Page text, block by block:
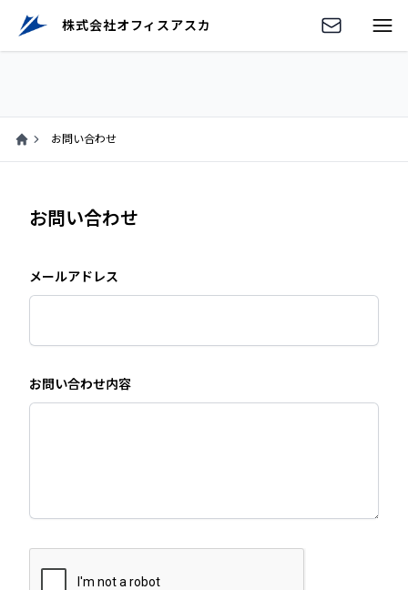
株式会社オフィスアスカ
Home
お問い合わせ
お問い合わせ
メールアドレス
お問い合わせ内容